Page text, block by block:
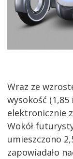
Wraz ze
wysokość
elektronicznie
Wokół
umieszczono
zapowiadało